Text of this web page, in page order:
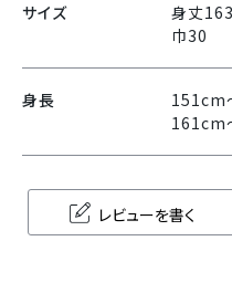
サイズ
身丈
巾30
身長
151cm
161cm
レビューを書く